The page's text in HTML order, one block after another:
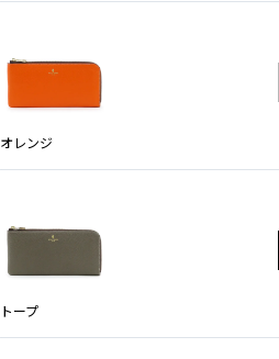
オレンジ
トープ